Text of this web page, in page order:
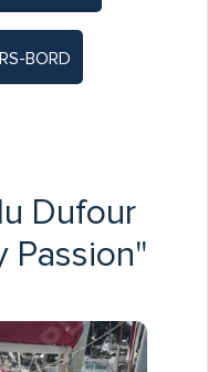
BORD
Dufour
Passion"